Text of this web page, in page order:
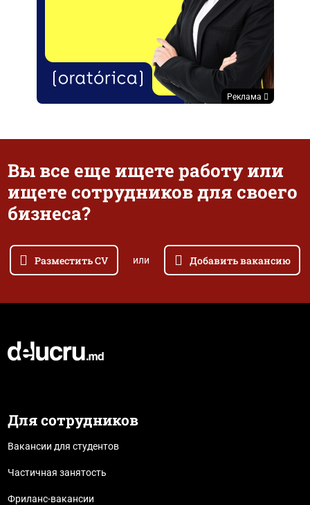
Реклама
Вы все еще ищете работу или
ищете сотрудников для своего
бизнеса?
Разместить CV или Добавить вакансию
Для сотрудников
Вакансии для студентов
Частичная занятость
Фриланс-вакансии